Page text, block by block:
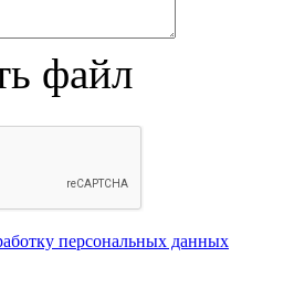
файл
персональных данных